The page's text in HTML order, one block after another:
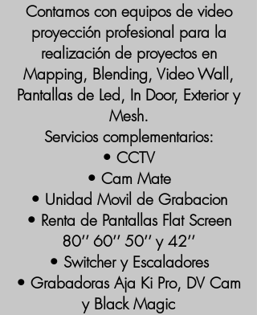
Contamos con equipos de video
proyección profesional para la
realización de proyectos en
Mapping, Blending, Video Wall,
Pantallas de Led, In Door, Exterior y
Mesh.
Servicios complementarios:
• CCTV
• Cam Mate
• Unidad Movil de Grabacion
• Renta de Pantallas Flat Screen
80’’ 60’’ 50’’ y 42’’
• Switcher y Escaladores
• Grabadoras Aja Ki Pro, DV Cam
y Black Magic